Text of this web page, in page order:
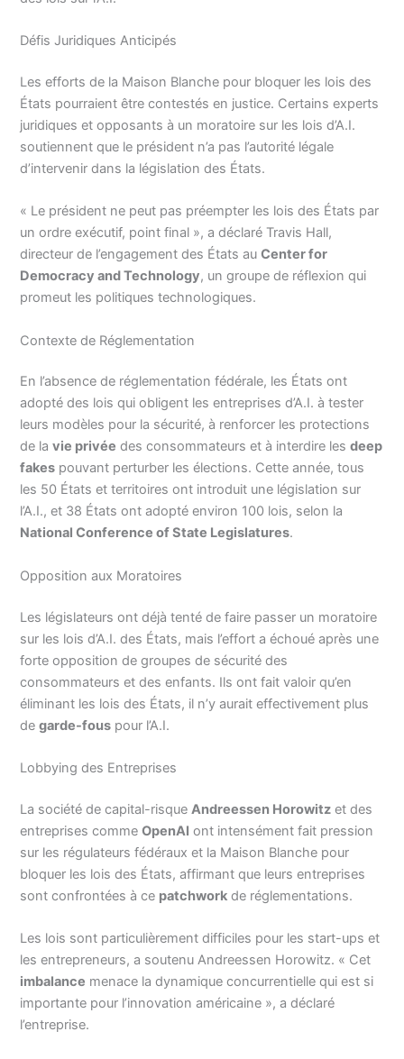
Défis Juridiques Anticipés
Les efforts de la Maison Blanche pour bloquer les lois des
États pourraient être contestés en justice. Certains experts
juridiques et opposants à un moratoire sur les lois d’A.I.
soutiennent que le président n’a pas l’autorité légale
d’intervenir dans la législation des États.
« Le président ne peut pas préempter les lois des États par
un ordre exécutif, point final », a déclaré Travis Hall,
directeur de l’engagement des États auCenter for
Democracy and Technology, un groupe de réflexion qui
promeut les politiques technologiques.
Contexte de Réglementation
En l’absence de réglementation fédérale, les États ont
adopté des lois qui obligent les entreprises d’A.I. à tester
leurs modèles pour la sécurité, à renforcer les protections
de lavie privée des consommateurs et à interdire lesdeep
fakes pouvant perturber les élections. Cette année, tous
les 50 États et territoires ont introduit une législation sur
l’A.I., et 38 États ont adopté environ 100 lois, selon la
National Conference of State Legislatures.
Opposition aux Moratoires
Les législateurs ont déjà tenté de faire passer un moratoire
sur les lois d’A.I. des États, mais l’effort a échoué après une
forte opposition de groupes de sécurité des
consommateurs et des enfants. Ils ont fait valoir qu’en
éliminant les lois des États, il n’y aurait effectivement plus
degarde-fous pour l’A.I.
Lobbying des Entreprises
La société de capital-risqueAndreessen Horowitz et des
entreprises commeOpenAI ont intensément fait pression
sur les régulateurs fédéraux et la Maison Blanche pour
bloquer les lois des États, affirmant que leurs entreprises
sont confrontées à ce patchwork de réglementations.
Les lois sont particulièrement difficiles pour les start-ups et
les entrepreneurs, a soutenu Andreessen Horowitz. « Cet
imbalance menace la dynamique concurrentielle qui est si
importante pour l’innovation américaine », a déclaré
l’entreprise.